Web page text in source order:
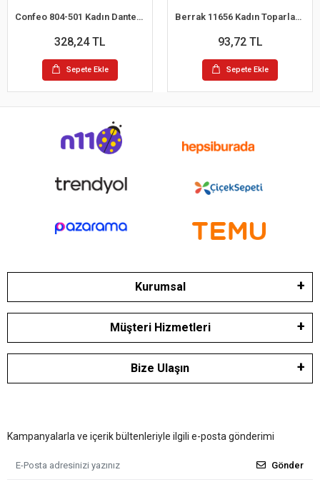
Confeo 804-501 Kadın Dantelli 4 lü Tanga Külot
328,24 TL
Sepete Ekle
Berrak 11656 Kadın Toparlayıcı Bato Külot
93,72 TL
Sepete Ekle
Kurumsal
Müşteri Hizmetleri
Bize Ulaşın
Kampanyalarla ve içerik bültenleriyle ilgili e-posta gönderimi
Gönder